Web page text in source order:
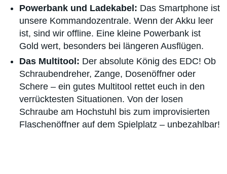
Powerbank und Ladekabel: Das Smartphone ist
unsere Kommandozentrale. Wenn der Akku leer
ist, sind wir offline. Eine kleine Powerbank ist
Gold wert, besonders bei längeren Ausflügen.
Das Multitool: Der absolute König des EDC! Ob
Schraubendreher, Zange, Dosenöffner oder
Schere – ein gutes Multitool rettet euch in den
verrücktesten Situationen. Von der losen
Schraube am Hochstuhl bis zum improvisierten
Flaschenöffner auf dem Spielplatz – unbezahlbar!